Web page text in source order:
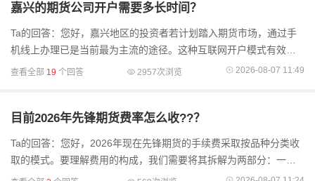
嘉兴的期货公司开户需要多长时间？
Ta的回答：您好，嘉兴地区的投资者若计划踏入期货市场，通过手
机线上办理已是当前最为主流的途径。这种互联网开户模式有效突
破了地域限制，即便您身处嘉兴且周边无营业网点，也能足不出户
查看全部 19 个回答 2957次浏览 2026-08-07 11:49
目前2026年先锋期货费率怎么收??？
Ta的回答：您好，2026年现在先锋期货的手续费采取按品种分类收
取的模式。要理解费用的构成，我们需要将其拆解为两部分：一部
分是交易所规定的基础费用，这是市场的刚性成本，标准统一且不